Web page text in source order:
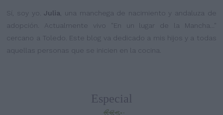
Sí, soy yo.Julia , una manchega de nacimiento y andaluza de
adopción. Actualmente vivo "En un lugar de la Mancha..."
cercano a Toledo. Este blog va dedicado a mis hijos y a todas
aquellas personas que se inicien en la cocina.
Especial